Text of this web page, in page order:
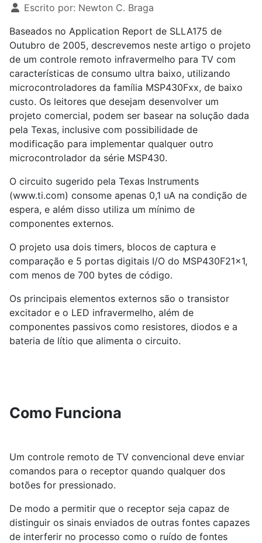
Escrito por: Newton C. Braga
Baseados no Application Report de SLLA175 de
Outubro de 2005, descrevemos neste artigo o projeto
de um controle remoto infravermelho para TV com
características de consumo ultra baixo, utilizando
microcontroladores da família MSP430Fxx, de baixo
custo. Os leitores que desejam desenvolver um
projeto comercial, podem ser basear na solução dada
pela Texas, inclusive com possibilidade de
modificação para implementar qualquer outro
microcontrolador da série MSP430.
O circuito sugerido pela Texas Instruments
(www.ti.com) consome apenas 0,1 uA na condição de
espera, e além disso utiliza um mínimo de
componentes externos.
O projeto usa dois timers, blocos de captura e
comparação e 5 portas digitais I/O do MSP430F21x1,
com menos de 700 bytes de código.
Os principais elementos externos são o transistor
excitador e o LED infravermelho, além de
componentes passivos como resistores, diodos e a
bateria de lítio que alimenta o circuito.
Como Funciona
Um controle remoto de TV convencional deve enviar
comandos para o receptor quando qualquer dos
botões for pressionado.
De modo a permitir que o receptor seja capaz de
distinguir os sinais enviados de outras fontes capazes
de interferir no processo como o ruído de fontes